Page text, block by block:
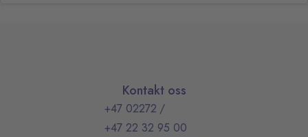
Kontakt oss
+47 02272 /
+47 22 32 95 00